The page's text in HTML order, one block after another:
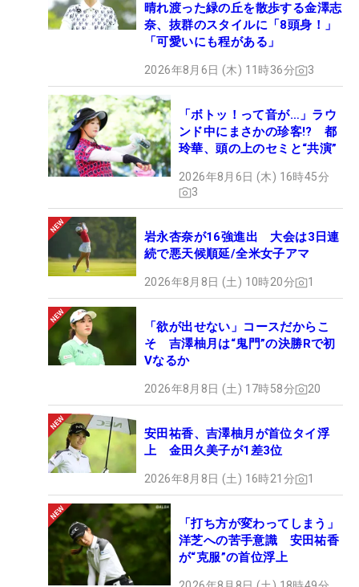
晴れ渡った緑の丘を散歩する金澤志
奈、抜群のスタイルに「8頭身！」
「可愛いにも程がある」
2026年8月6日 (木) 11時36分 3
「ボトッ！って音が…」ラウ
ンド中にまさかの珍客!? 都
玲華、頭の上のセミと“共演”
2026年8月6日 (木) 16時45分
3
岩永杏奈が16強進出 大会は3日連
続で悪天候順延/全米女子アマ
2026年8月8日 (土) 10時20分 1
「欲が出せない」コースだからこ
そ 吉澤柚月は“鬼門”の決勝Rで初
Vなるか
2026年8月8日 (土) 17時58分 20
安田祐香、吉澤柚月が首位タイ浮
上 金田久美子が1差3位
2026年8月8日 (土) 16時21分 1
「打ち方が変わってしまう」
洋芝への苦手意識 安田祐香
が“克服”の首位浮上